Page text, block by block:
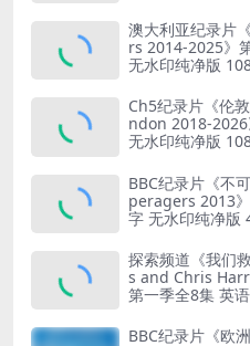
澳大利亚纪录片
rs 2014-2025》
无水印纯净版
Ch5纪录片《伦
ndon 2018-
无水印纯净版
BBC纪录片《不
peragers 2013
字 无水印纯净版
探索频道《我们
s and Chris
第一季全8集 英
BBC纪录片《欧